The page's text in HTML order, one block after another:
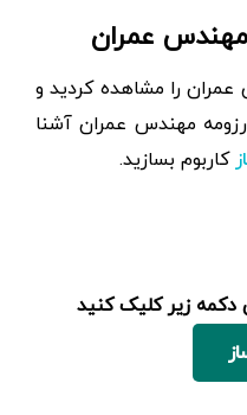
عمران
را مشاهده کردید و
مهندس عمران آشنا
کاربوم بسازید.
زیر کلیک کنید